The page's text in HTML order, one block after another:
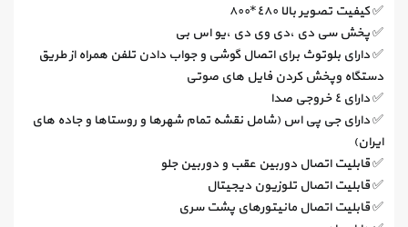
✅ کیفیت تصویر بالا ٤٨٠*٨٠٠
✅ پخش سی دی ،دی وی دی ،یو اس بی
✅ دارای بلوتوث برای اتصال گوشی و جواب دادن تلفن همراه از طریق
دستگاه وپخش کردن فایل های صوتی
✅ دارای ٤ خروجی صدا
✅ دارای جی پی اس (شامل نقشه تمام شهرها و روستاها و جاده های
ایران)
✅ قابلیت اتصال دوربین عقب و دوربین جلو
✅ قابلیت اتصال تلوزیون دیجیتال
✅ قابلیت اتصال مانیتورهای پشت سری